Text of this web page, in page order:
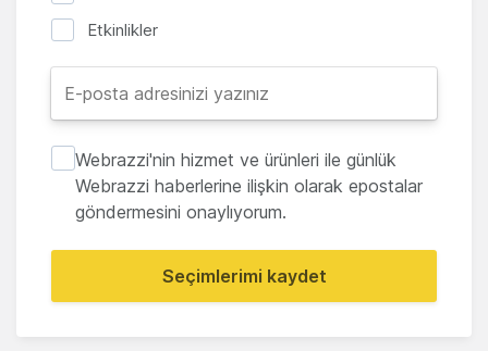
Etkinlikler
Webrazzi'nin hizmet ve ürünleri ile günlük
Webrazzi haberlerine ilişkin olarak epostalar
göndermesini onaylıyorum.
Seçimlerimi kaydet